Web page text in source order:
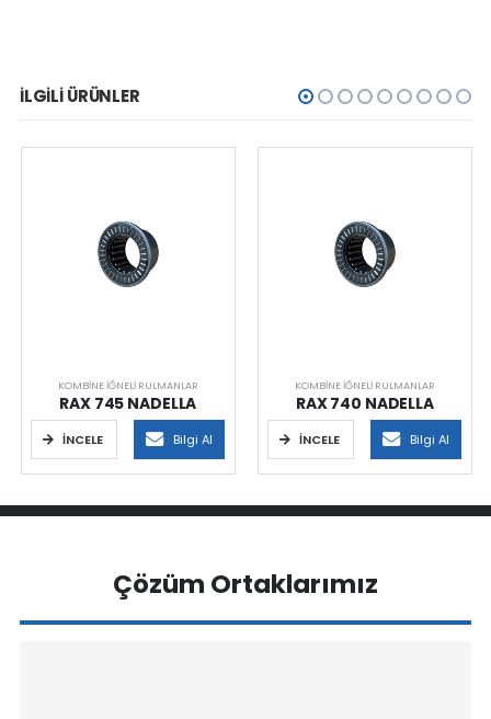
İLGILI ÜRÜNLER
KOMBINE İĞNELI RULMANLAR
RAX 745 NADELLA
İNCELE Bilgi Al
KOMBINE İĞNELI RULMANLAR
RAX 740 NADELLA
İNCELE Bilgi Al
Çözüm Ortaklarımız